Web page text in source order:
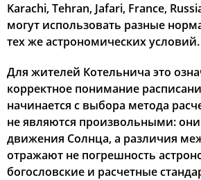
Karachi, Tehran, Jafari, France,
могут использовать разные
тех же астрономических условий.
Для жителей Котельнича это
корректное понимание
начинается с выбора метода
не являются произвольными:
движения Солнца, а различия
отражают не погрешность
богословские и расчетные